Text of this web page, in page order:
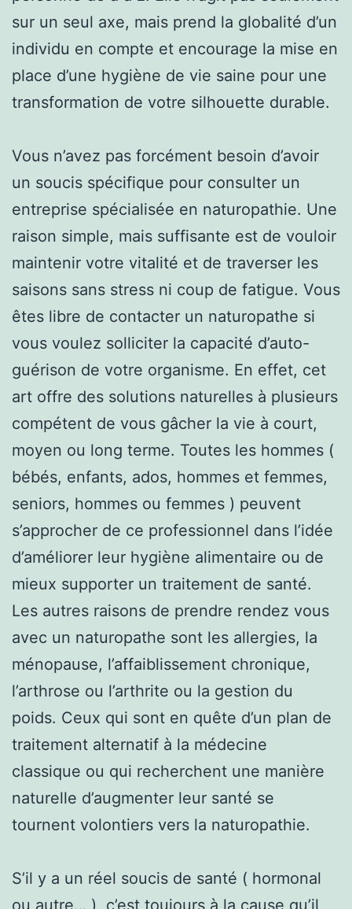
sur un seul axe, mais prend la globalité d’un
individu en compte et encourage la mise en
place d’une hygiène de vie saine pour une
transformation de votre silhouette durable.
Vous n’avez pas forcément besoin d’avoir
un soucis spécifique pour consulter un
entreprise spécialisée en naturopathie. Une
raison simple, mais suffisante est de vouloir
maintenir votre vitalité et de traverser les
saisons sans stress ni coup de fatigue. Vous
êtes libre de contacter un naturopathe si
vous voulez solliciter la capacité d’auto-
guérison de votre organisme. En effet, cet
art offre des solutions naturelles à plusieurs
compétent de vous gâcher la vie à court,
moyen ou long terme. Toutes les hommes (
bébés, enfants, ados, hommes et femmes,
seniors, hommes ou femmes ) peuvent
s’approcher de ce professionnel dans l’idée
d’améliorer leur hygiène alimentaire ou de
mieux supporter un traitement de santé.
Les autres raisons de prendre rendez vous
avec un naturopathe sont les allergies, la
ménopause, l’affaiblissement chronique,
l’arthrose ou l’arthrite ou la gestion du
poids. Ceux qui sont en quête d’un plan de
traitement alternatif à la médecine
classique ou qui recherchent une manière
naturelle d’augmenter leur santé se
tournent volontiers vers la naturopathie.
S’il y a un réel soucis de santé ( hormonal
ou autre… ), c’est toujours à la cause qu’il